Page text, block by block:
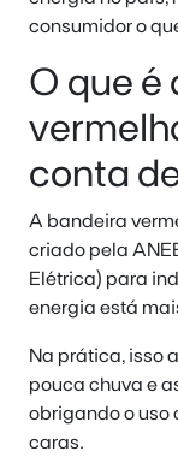
consumidor o
O que é
conta
A bandeira
criado pela
Elétrica) para
energia está
Na prática, isso
pouca chuva e
obrigando o uso
caras.